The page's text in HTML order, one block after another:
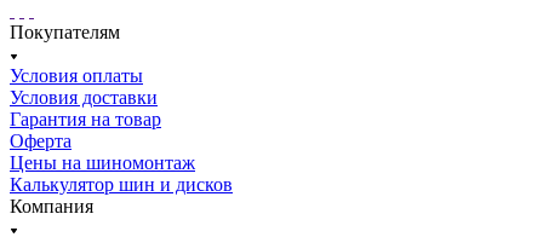
Покупателям
Условия оплаты
Условия доставки
Гарантия на товар
Оферта
Цены на шиномонтаж
Калькулятор шин и дисков
Компания